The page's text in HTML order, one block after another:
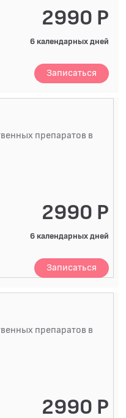
2990 Р
6 календарных дней
Записаться
препаратов в
2990 Р
6 календарных дней
Записаться
препаратов в
2990 Р